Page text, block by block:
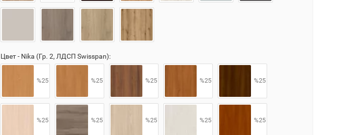
Цвет - Nika (Гр. 2, ЛДСП Swisspan):
%25 %25 %25 %25 %25
%25 %25 %25 %25 %25